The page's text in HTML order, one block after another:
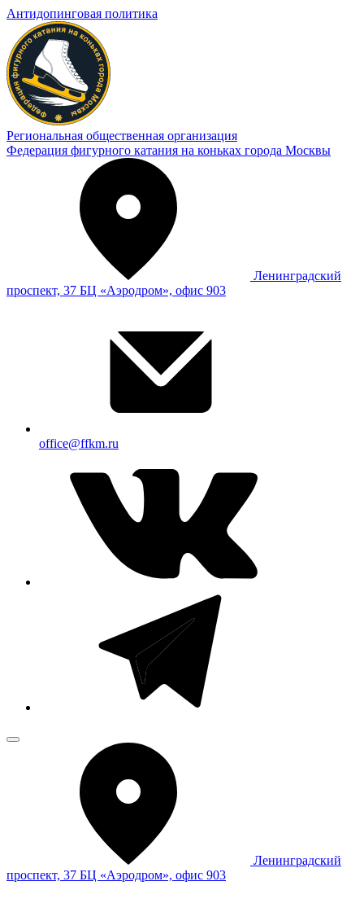
Антидопинговая политика
Региональная общественная организация
Федерация фигурного катания на коньках города Москвы
Ленинградский
проспект, 37 БЦ «Аэродром», офис 903
office@ffkm.ru
Ленинградский
проспект, 37 БЦ «Аэродром», офис 903